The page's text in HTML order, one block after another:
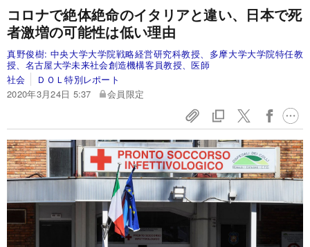
コロナで絶体絶命のイタリアと違い、日本で死
者激増の可能性は低い理由
真野俊樹: 中央大学大学院戦略経営研究科教授、多摩大学大学院特任教
授、名古屋大学未来社会創造機構客員教授、医師
社会
ＤＯＬ特別レポート
2020年3月24日 5:37
会員限定